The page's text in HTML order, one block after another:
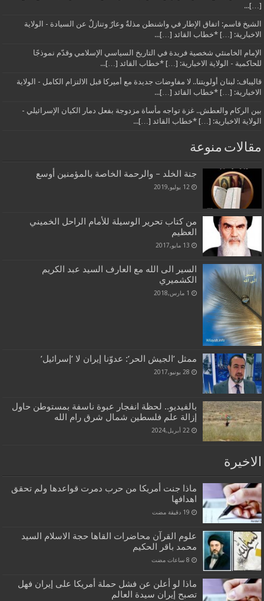
[…]...
الشيخ قاسم: اتفاق الإطار في واشنطن مذلةٌ وعارٌ وتنازلٌ عن السيادة - الولاية
الاخبارية: […] *خطاب القائد […]...
الإمام الخامنئي شخصية فريدة في التاريخ السياسي الإسلامي وقدّم نموذجًا
للحاكمية - الولاية الاخبارية: […] *خطاب القائد […]...
قاليباف: لبنان أولويتنا.. لا مفاوضات جديدة مع أميركا قبل الالتزام الكامل - الولاية
الاخبارية: […] *خطاب القائد […]...
بين الركام والعطش.. غزة تواجه مأساة مزدوجة بفعل دمار الكيان الإسرائيلي -
الولاية الاخبارية: […] *خطاب القائد […]...
مقالات منوعة
جنة الخلد – والرحمة الخاصة بالمؤمنين أوسع
12 يوليو,2019
من كتاب تحرير الوسيلة للأمام الراحل الخميني
العظيم
13 مايو,2017
السير الى الله مع العارف السيد عبد الكريم
الكشميري
1 مارس,2018
ممثل ’الجيش الحر’: عدوّنا إيران لا ’إسرائيل’‎
28 يونيو,2017
بالفيديو.. لحظة انفجار عبوة ناسفة بمستوطن حاول
إزالة علم فلسطين شمال شرق رام الله
22 أبريل,2024
الاخيرة
ماذا جنت أمريكا من حرب دمرت قواعدها ولم تحقق
اهدافها
علوم القرآن محاضرات القاها حجة الاسلام السيد
محمد باقر الحكيم
ماذا لو أعلن عن فشل حملة أمريكا على إيران فهل
تصبح إيران سيدة العالم